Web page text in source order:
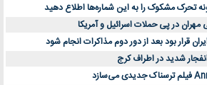
تحرک مشکوک را به این شماره‌ها اطلاع دهید
قرار بود بعد از دور دوم مذاکرات انجام شود
شدید در اطراف کرج